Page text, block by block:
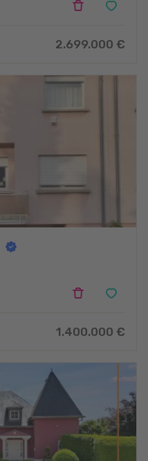
2.699.000 €
1.400.000 €